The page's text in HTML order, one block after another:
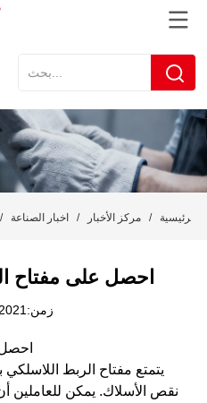
الرئيسية / مركز الأخبار / اخبار الصناعة /
احصل على مفتاح
زمن:2021-06-02
يتمتع مفتاح الربط
نقص الأسلاك. يمكن للعاملين